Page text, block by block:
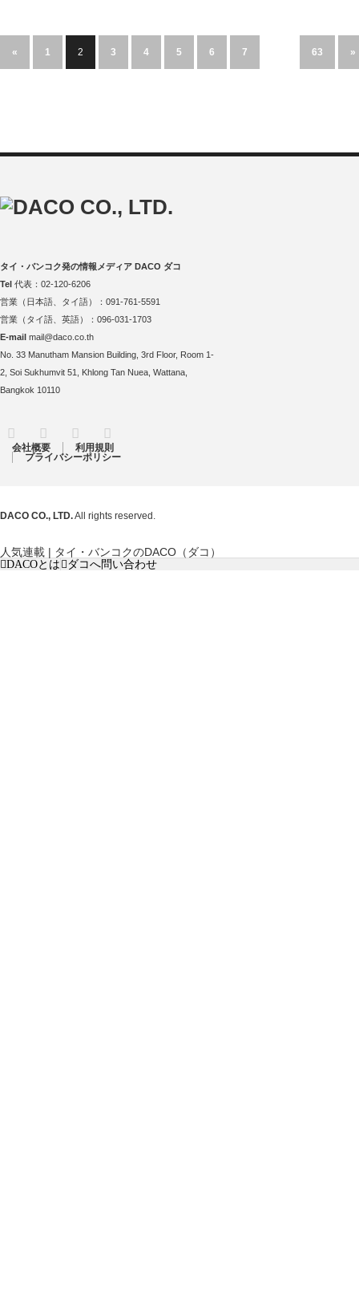
« 1 2 3 4 5 6 7 63 »
タイ・バンコク発の情報メディア DACO ダコ
Tel 代表：02-120-6206
営業（日本語、タイ語）：091-761-5591
営業（タイ語、英語）：096-031-1703
E-mail mail@daco.co.th
No. 33 Manutham Mansion Building, 3rd Floor, Room 1-
2, Soi Sukhumvit 51, Khlong Tan Nuea, Wattana,
Bangkok 10110
Twitter FacebookInstagram
会社概要
利用規則
プライバシーポリシー
DACO CO., LTD.All rights reserved.
人気連載 | タイ・バンコクのDACO（ダコ）
DACOとは ダコへ問い合わせ